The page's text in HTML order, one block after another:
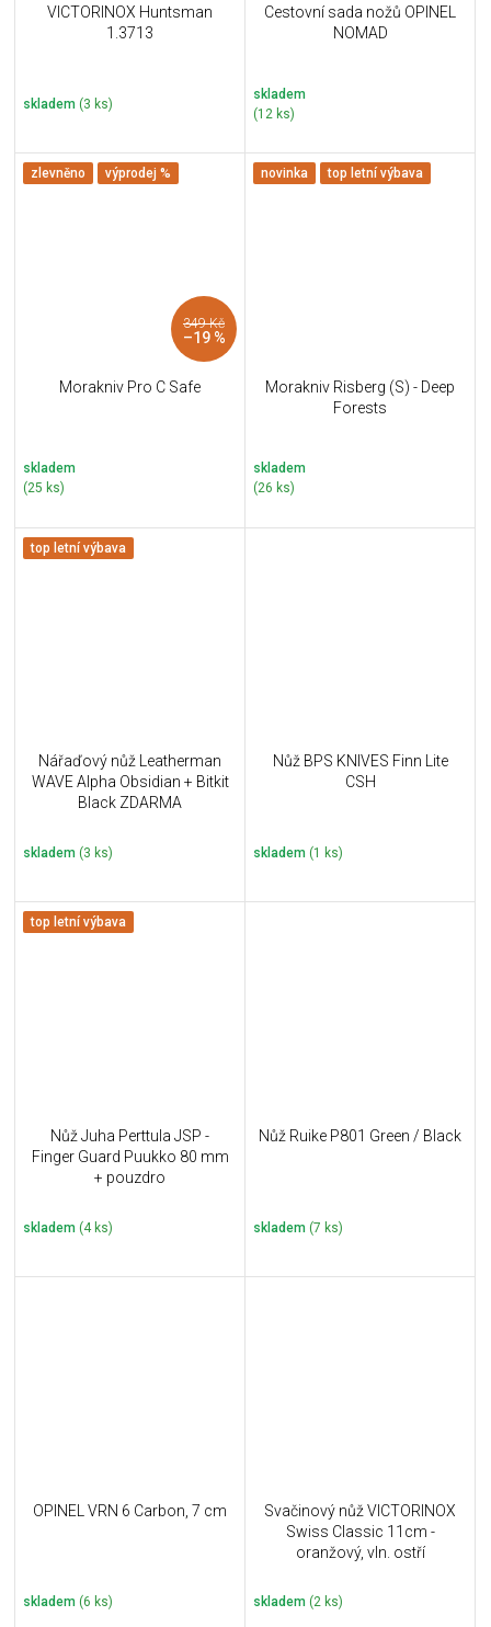
VICTORINOX Huntsman
1.3713
skladem (3 ks)
Cestovní sada nožů OPINEL
NOMAD
skladem
(12 ks)
zlevněno výprodej %
349 Kč
–19 %
Morakniv Pro C Safe
skladem
(25 ks)
novinka top letní výbava
Morakniv Risberg (S) - Deep
Forests
skladem
(26 ks)
top letní výbava
Nářaďový nůž Leatherman
WAVE Alpha Obsidian + Bitkit
Black ZDARMA
skladem (3 ks)
Nůž BPS KNIVES Finn Lite
CSH
skladem (1 ks)
top letní výbava
Nůž Juha Perttula JSP -
Finger Guard Puukko 80 mm
+ pouzdro
skladem (4 ks)
Nůž Ruike P801 Green / Black
skladem (7 ks)
OPINEL VRN 6 Carbon, 7 cm
skladem (6 ks)
Svačinový nůž VICTORINOX
Swiss Classic 11cm -
oranžový, vln. ostří
skladem (2 ks)